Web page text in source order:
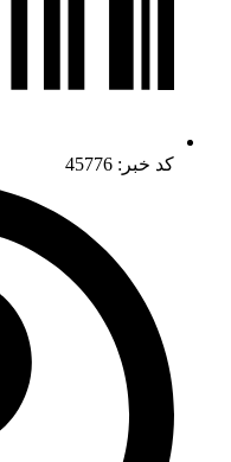
کد خبر: 45776